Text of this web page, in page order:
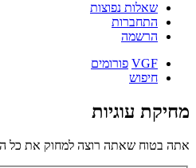
שאלות נפוצות
התחברות
הרשמה
VGF פורומים
חיפוש
מחיקת עוגיות
אתה בטוח שאתה רוצה למחוק את כל